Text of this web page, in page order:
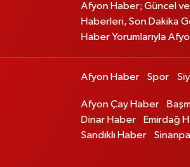
Afyon Haber; Güncel
Haberleri, Son Dakika
Haber Yorumlarıyla
Afyon Haber Spor
Afyon Çay Haber
Dinar Haber
Emirdağ
Sandıklı Haber